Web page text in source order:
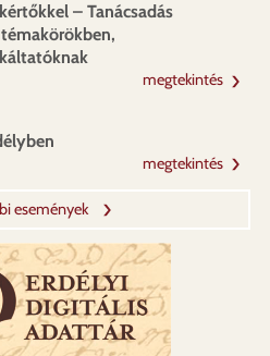
– Tanácsadás
megtekintés
megtekintés
események